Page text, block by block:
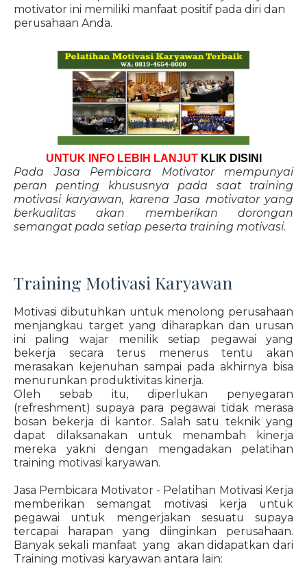
motivator ini memiliki manfaat positif pada diri dan
perusahaan Anda.
UNTUK INFO LEBIH LANJUT KLIK DISINI
Pada Jasa Pembicara Motivator mempunyai
peran penting khususnya pada saat training
motivasi karyawan, karena Jasa motivator yang
berkualitas akan memberikan dorongan
semangat pada setiap peserta training motivasi.
Training Motivasi Karyawan
Motivasi dibutuhkan untuk menolong perusahaan
menjangkau target yang diharapkan dan urusan
ini paling wajar menilik setiap pegawai yang
bekerja secara terus menerus tentu akan
merasakan kejenuhan sampai pada akhirnya bisa
menurunkan produktivitas kinerja.
Oleh sebab itu, diperlukan penyegaran
(refreshment) supaya para pegawai tidak merasa
bosan bekerja di kantor. Salah satu teknik yang
dapat dilaksanakan untuk menambah kinerja
mereka yakni dengan mengadakan pelatihan
training motivasi karyawan.
Jasa Pembicara Motivator - Pelatihan Motivasi Kerja
memberikan semangat motivasi kerja untuk
pegawai untuk mengerjakan sesuatu supaya
tercapai harapan yang diinginkan perusahaan.
Banyak sekali manfaat yang akan didapatkan dari
Training motivasi karyawan antara lain: